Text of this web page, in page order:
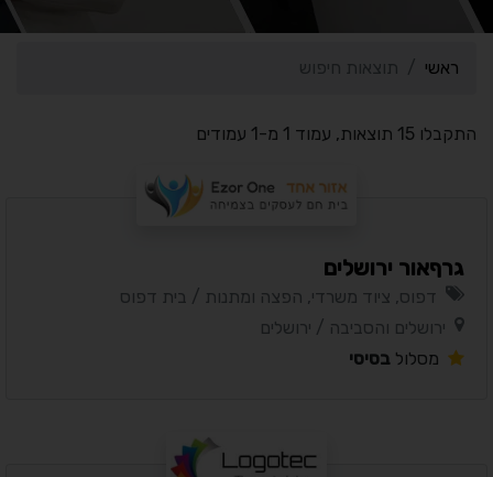
ראשי תוצאות חיפוש
התקבלו 15 תוצאות, עמוד 1 מ-1 עמודים
גרףאור ירושלים
דפוס, ציוד משרדי, הפצה ומתנות / בית דפוס
ירושלים והסביבה / ירושלים
מסלול בסיסי